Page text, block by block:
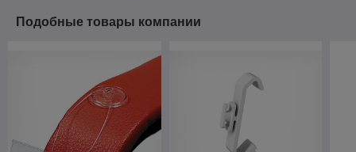
Подобные товары компании